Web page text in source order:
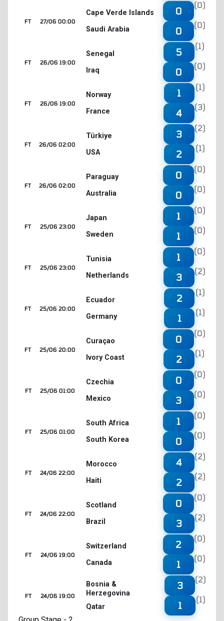
27/06 00:00
FT
Cape Verde Islands
Saudi Arabia
0
(0)
0
(0)
26/06 19:00
FT
Senegal
Iraq
5
(1)
0
(0)
26/06 19:00
FT
Norway
France
1
(1)
4
(3)
26/06 02:00
FT
Türkiye
USA
3
(2)
2
(1)
26/06 02:00
FT
Paraguay
Australia
0
(0)
0
(0)
25/06 23:00
FT
Japan
Sweden
1
(0)
1
(0)
25/06 23:00
FT
Tunisia
Netherlands
1
(0)
3
(2)
25/06 20:00
FT
Ecuador
Germany
2
(1)
1
(1)
25/06 20:00
FT
Curaçao
Ivory Coast
0
(0)
2
(1)
25/06 01:00
FT
Czechia
Mexico
0
(0)
3
(0)
25/06 01:00
FT
South Africa
South Korea
1
(0)
0
(0)
24/06 22:00
FT
Morocco
Haiti
4
(2)
2
(2)
24/06 22:00
FT
Scotland
Brazil
0
(0)
3
(2)
24/06 19:00
FT
Switzerland
Canada
2
(0)
1
(0)
24/06 19:00
FT
Bosnia &
Herzegovina
Qatar
3
(2)
1
(1)